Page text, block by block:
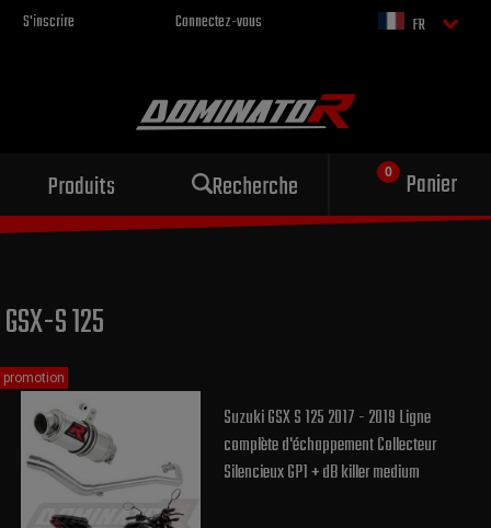
S'inscrire Connectez-vous FR
Produits Recherche Panier
Échappement sportif
pour votre moto
GSX-S 125
Suzuki GSX S 125 2017 - 2019 Ligne
complète d'échappement Collecteur
Silencieux GP1 + dB killer medium
promotion